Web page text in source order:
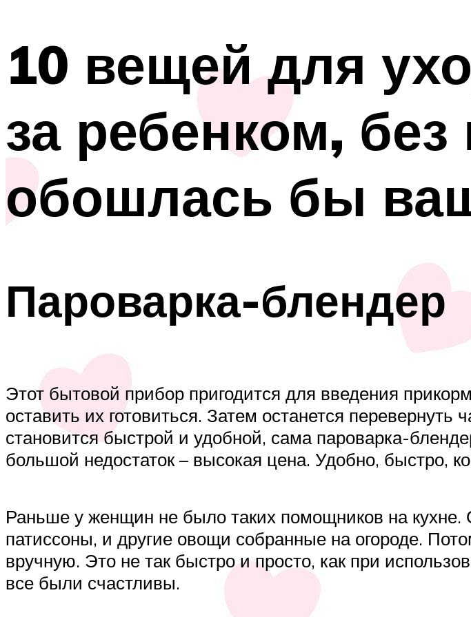
10 вещей для
за ребенком,
обошлась бы
Пароварка-блендер
Этот бытовой прибор пригодится для введения
оставить их готовиться. Затем останется
становится быстрой и удобной, сама пароварка-
большой недостаток – высокая цена. Удобно, быстро,
Раньше у женщин не было таких помощников на кухне.
патиссоны, и другие овощи собранные на огороде.
вручную. Это не так быстро и просто, как при
все были счастливы.